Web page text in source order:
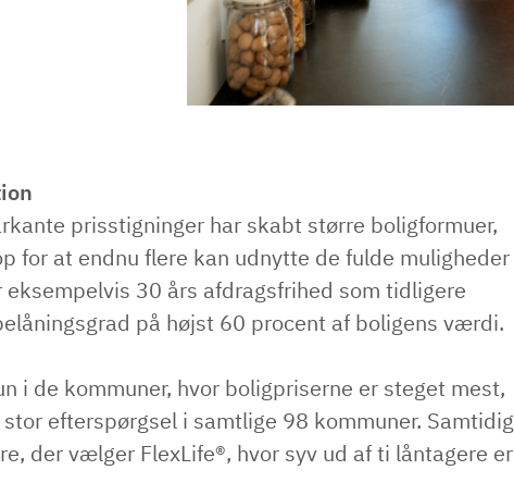
prisstigninger har skabt større boligformuer,
for at endnu flere kan udnytte de fulde muligheder
eksempelvis 30 års afdragsfrihed som tidligere
på højst 60 procent af boligens værdi.
i de kommuner, hvor boligpriserne er steget mest,
efterspørgsel i samtlige 98 kommuner. Samtidig
der vælger FlexLife®, hvor syv ud af ti låntagere er